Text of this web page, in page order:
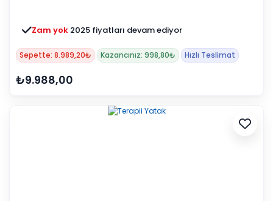
Zam yok 2025 fiyatları devam ediyor
Sepette: 8.989,20₺ Kazancınız: 998,80₺ Hızlı Teslimat
₺9.988,00